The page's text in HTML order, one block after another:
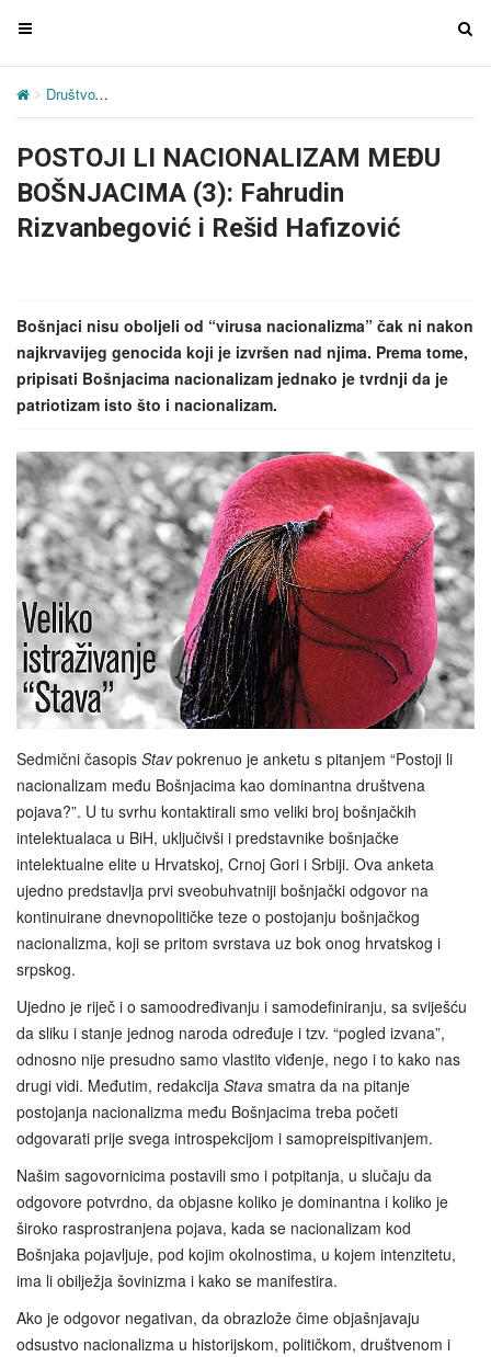
T
g
e
n
v
a
o
n
T
Društvo
POSTOJI LI NACIONALIZAM MEĐU
BOŠNJACIMA (3): Fahrudin
Rizvanbegović i Rešid Hafizović
Bošnjaci nisu oboljeli od “virusa nacionalizma” čak ni nakon
najkrvavijeg genocida koji je izvršen nad njima. Prema tome,
pripisati Bošnjacima nacionalizam jednako je tvrdnji da je
patriotizam isto što i nacionalizam.
Sedmični časopis Stavpokrenuo je anketu s pitanjem “Postoji li
nacionalizam među Bošnjacima kao dominantna društvena
pojava?”. U tu svrhu kontaktirali smo veliki broj bošnjačkih
intelektualaca u BiH, uključivši i predstavnike bošnjačke
intelektualne elite u Hrvatskoj, Crnoj Gori i Srbiji. Ova anketa
ujedno predstavlja prvi sveobuhvatniji bošnjački odgovor na
kontinuirane dnevnopolitičke teze o postojanju bošnjačkog
nacionalizma, koji se pritom svrstava uz bok onog hrvatskog i
srpskog.
Ujedno je riječ i o samoodređivanju i samodefiniranju, sa sviješću
da sliku i stanje jednog naroda određuje i tzv. “pogled izvana”,
odnosno nije presudno samo vlastito viđenje, nego i to kako nas
drugi vidi. Međutim, redakcija Stava smatra da na pitanje
postojanja nacionalizma među Bošnjacima treba početi
odgovarati prije svega introspekcijom i samopreispitivanjem.
Našim sagovornicima postavili smo i potpitanja, u slučaju da
odgovore potvrdno, da objasne koliko je dominantna i koliko je
široko rasprostranjena pojava, kada se nacionalizam kod
Bošnjaka pojavljuje, pod kojim okolnostima, u kojem intenzitetu,
ima li obilježja šovinizma i kako se manifestira.
Ako je odgovor negativan, da obrazlože čime objašnjavaju
odsustvo nacionalizma u historijskom, političkom, društvenom i